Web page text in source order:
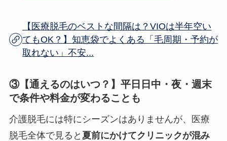
【医療脱毛のベストな間隔は？VIOは半年空い
てもOK？】知恵袋でよくある「毛周期・予約が
取れない」不安...
③【通えるのはいつ？】平日日中・夜・週末
で条件や料金が変わることも
介護脱毛には特にシーズンはありませんが、医療
脱毛全体で見ると 夏前にかけてクリニックが混み